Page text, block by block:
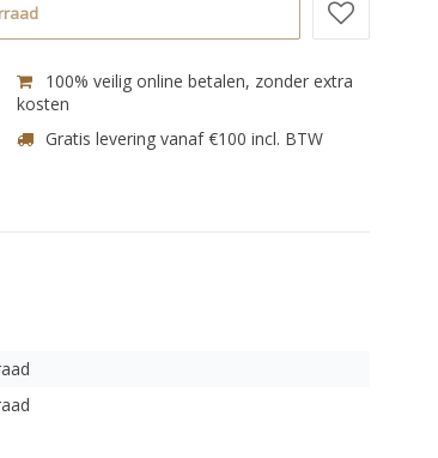
100% veilig online betalen, zonder extra
kosten
Gratis levering vanaf €100 incl. BTW